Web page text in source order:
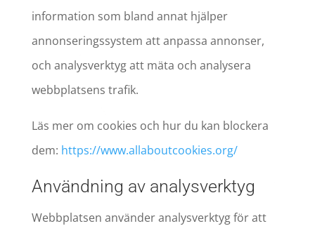
information som bland annat hjälper
annonseringssystem att anpassa annonser,
och analysverktyg att mäta och analysera
webbplatsens trafik.
Läs mer om cookies och hur du kan blockera
dem: https://www.allaboutcookies.org/
Användning av analysverktyg
Webbplatsen använder analysverktyg för att